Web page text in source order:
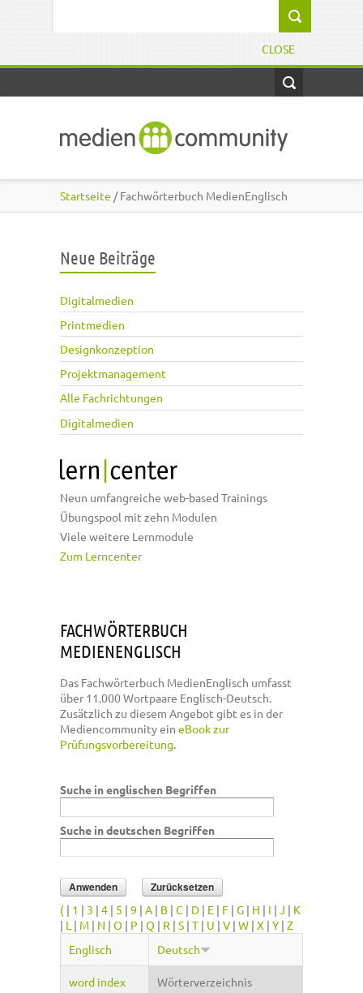
CLOSE
Startseite / Fachwörterbuch MedienEnglisch
Neue Beiträge
Digitalmedien
Printmedien
Designkonzeption
Projektmanagement
Alle Fachrichtungen
Digitalmedien
Neun umfangreiche web-based Trainings
Übungspool mit zehn Modulen
Viele weitere Lernmodule
Zum Lerncenter
FACHWÖRTERBUCH
MEDIENENGLISCH
Das Fachwörterbuch MedienEnglisch umfasst
über 11.000 Wortpaare Englisch-Deutsch.
Zusätzlich zu diesem Angebot gibt es in der
Mediencommunity ein eBook zur
Prüfungsvorbereitung.
Suche in englischen Begriffen
Suche in deutschen Begriffen
( | 1 | 3 | 4 | 5 | 9 | A | B | C | D | E | F | G | H | I | J | K
| L | M | N | O | P | Q | R | S | T | U | V | W | X | Y | Z
Englisch
Deutsch
word index Wörterverzeichnis